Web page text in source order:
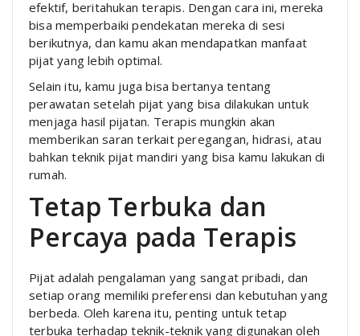
efektif, beritahukan terapis. Dengan cara ini, mereka
bisa memperbaiki pendekatan mereka di sesi
berikutnya, dan kamu akan mendapatkan manfaat
pijat yang lebih optimal.
Selain itu, kamu juga bisa bertanya tentang
perawatan setelah pijat yang bisa dilakukan untuk
menjaga hasil pijatan. Terapis mungkin akan
memberikan saran terkait peregangan, hidrasi, atau
bahkan teknik pijat mandiri yang bisa kamu lakukan di
rumah.
Tetap Terbuka dan
Percaya pada Terapis
Pijat adalah pengalaman yang sangat pribadi, dan
setiap orang memiliki preferensi dan kebutuhan yang
berbeda. Oleh karena itu, penting untuk tetap
terbuka terhadap teknik-teknik yang digunakan oleh